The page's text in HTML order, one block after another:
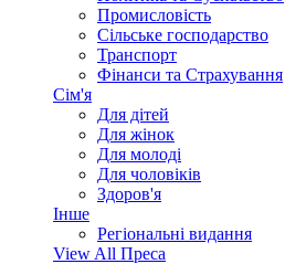
Промисловість
Сільське господарство
Транспорт
Фінанси та Страхування
Сім'я
Для дітей
Для жінок
Для молоді
Для чоловіків
Здоров'я
Інше
Регіональні видання
View All Преса